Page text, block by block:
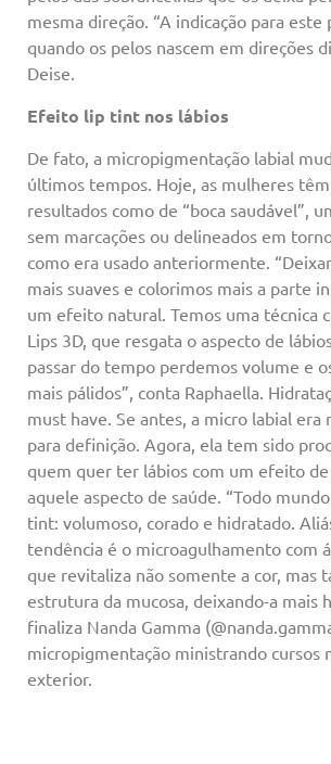
mesma direção. “A indicação para
quando os pelos nascem em direções
Deise.
Efeito lip tint nos lábios
De fato, a micropigmentação labial
últimos tempos. Hoje, as mulheres
resultados como de “boca saudável”,
sem marcações ou delineados em
como era usado anteriormente.
mais suaves e colorimos mais a parte
um efeito natural. Temos uma técnica
Lips 3D, que resgata o aspecto de
passar do tempo perdemos volume e
mais pálidos”, conta Raphaella.
must have. Se antes, a micro labial
para definição. Agora, ela tem sido
quem quer ter lábios com um efeito de
aquele aspecto de saúde. “Todo
tint: volumoso, corado e hidratado.
tendência é o microagulhamento com
que revitaliza não somente a cor, mas
estrutura da mucosa, deixando-a mais
finaliza Nanda Gamma
micropigmentação ministrando cursos
exterior.